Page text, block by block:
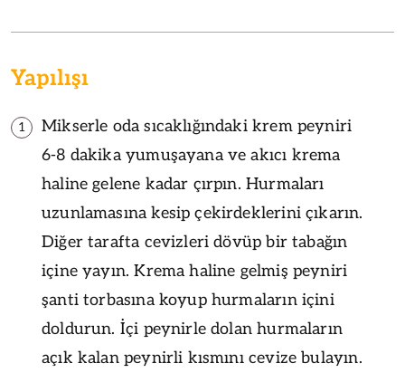
Yapılışı
1
Mikserle oda sıcaklığındaki krem peyniri
6-8 dakika yumuşayana ve akıcı krema
haline gelene kadar çırpın. Hurmaları
uzunlamasına kesip çekirdeklerini çıkarın.
Diğer tarafta cevizleri dövüp bir tabağın
içine yayın. Krema haline gelmiş peyniri
şanti torbasına koyup hurmaların içini
doldurun. İçi peynirle dolan hurmaların
açık kalan peynirli kısmını cevize bulayın.